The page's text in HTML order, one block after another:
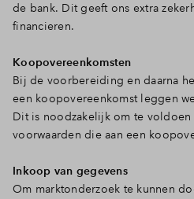
de bank. Dit geeft ons extra
financieren.
Koopovereenkomsten
Bij de voorbereiding en daarna
een koopovereenkomst leggen
Dit is noodzakelijk om te voldoen
voorwaarden die aan een
Inkoop van gegevens
Om marktonderzoek te kunnen